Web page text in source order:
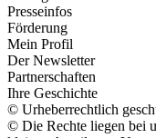
Presseinfos
Förderung
Mein Profil
Der Newsletter
Partnerschaften
Ihre Geschichte
© Urheberrechtlich
© Die Rechte liegen bei